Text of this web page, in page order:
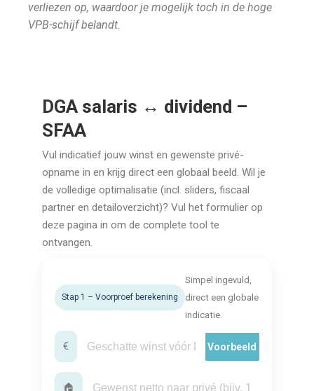
verliezen op, waardoor je mogelijk toch in de hoge
VPB-schijf belandt.
DGA salaris ↔ dividend –
SFAA
Vul indicatief jouw winst en gewenste privé-
opname in en krijg direct een globaal beeld. Wil je
de volledige optimalisatie (incl. sliders, fiscaal
partner en detailoverzicht)? Vul het formulier op
deze pagina in om de complete tool te
ontvangen.
Stap 1 – Voorproef berekening
Simpel ingevuld,
direct een globale
indicatie.
€ Voorbeeld
🏠